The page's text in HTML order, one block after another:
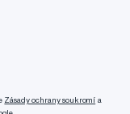
Zásady ochrany soukromí a